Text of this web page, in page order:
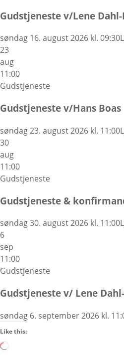
Gudstjeneste v/Lene Dahl-
søndag 16. august 2026 kl. 09:30
23
aug
11:00
Gudstjeneste
Gudstjeneste v/Hans Boas
søndag 23. august 2026 kl. 11:00
30
aug
11:00
Gudstjeneste
Gudstjeneste &
søndag 30. august 2026 kl. 11:00
6
sep
11:00
Gudstjeneste
Gudstjeneste v/ Lene
søndag 6. september 2026 kl.
Like this: